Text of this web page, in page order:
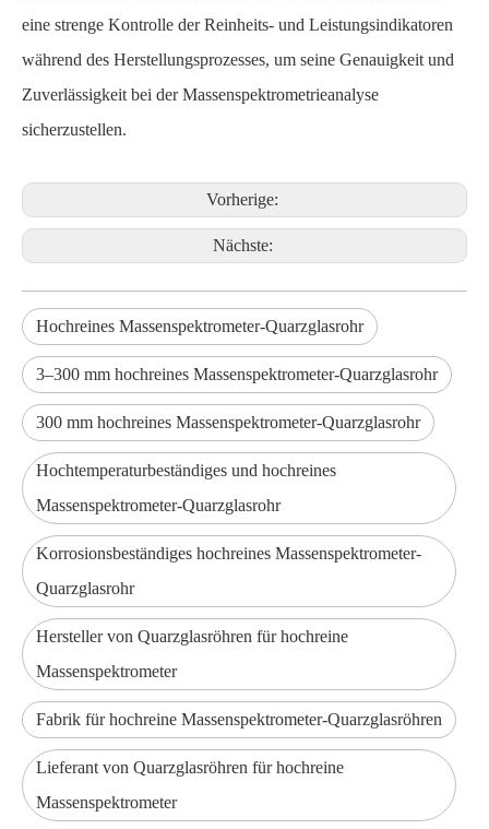
eine strenge Kontrolle der Reinheits- und Leistungsindikatoren
während des Herstellungsprozesses, um seine Genauigkeit und
Zuverlässigkeit bei der Massenspektrometrieanalyse
sicherzustellen.
Vorherige:
Nächste:
Hochreines Massenspektrometer-Quarzglasrohr
3–300 mm hochreines Massenspektrometer-Quarzglasrohr
300 mm hochreines Massenspektrometer-Quarzglasrohr
Hochtemperaturbeständiges und hochreines
Massenspektrometer-Quarzglasrohr
Korrosionsbeständiges hochreines Massenspektrometer-
Quarzglasrohr
Hersteller von Quarzglasröhren für hochreine
Massenspektrometer
Fabrik für hochreine Massenspektrometer-Quarzglasröhren
Lieferant von Quarzglasröhren für hochreine
Massenspektrometer